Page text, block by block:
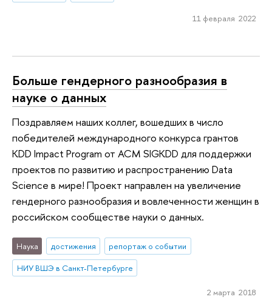
11 февраля 2022
Больше гендерного разнообразия в
науке о данных
Поздравляем наших коллег, вошедших в число
победителей международного конкурса грантов
KDD Impact Program от ACM SIGKDD для поддержки
проектов по развитию и распространению Data
Science в мире! Проект направлен на увеличение
гендерного разнообразия и вовлеченности женщин в
российском сообществе науки о данных.
Наука достижения
репортаж о событии
НИУ ВШЭ в Санкт-Петербурге
2 марта 2018